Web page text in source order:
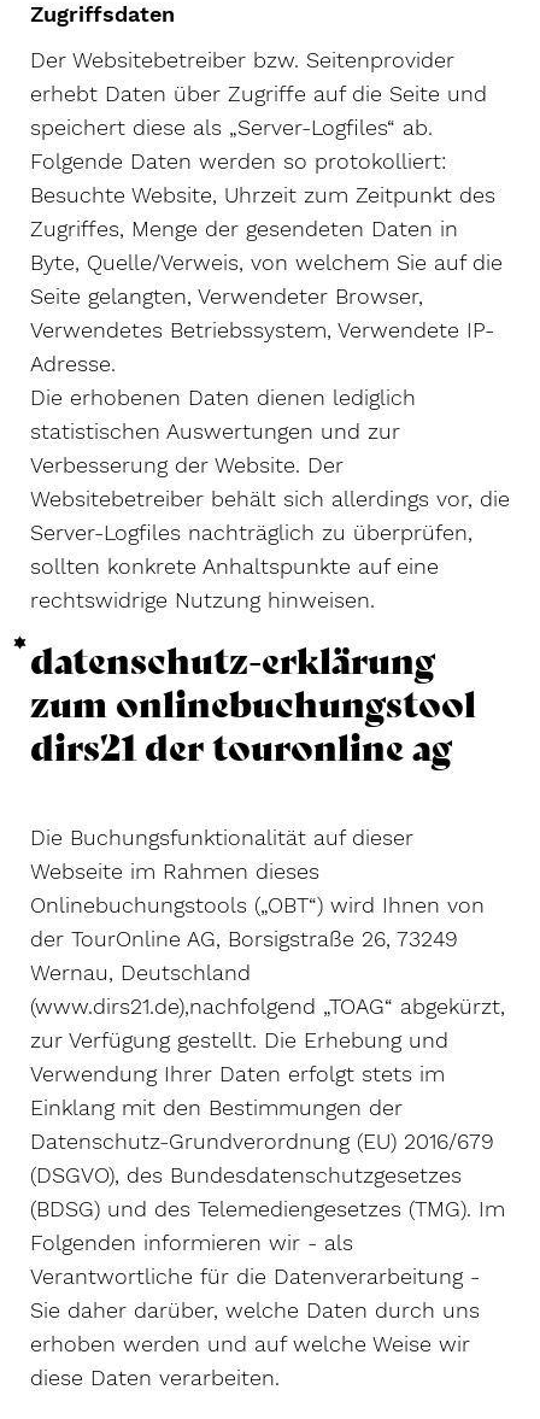
Zugriffsdaten
Der Websitebetreiber bzw. Seitenprovider
erhebt Daten über Zugriffe auf die Seite und
speichert diese als „Server-Logfiles“ ab.
Folgende Daten werden so protokolliert:
Besuchte Website, Uhrzeit zum Zeitpunkt des
Zugriffes, Menge der gesendeten Daten in
Byte, Quelle/Verweis, von welchem Sie auf die
Seite gelangten, Verwendeter Browser,
Verwendetes Betriebssystem, Verwendete IP-
Adresse.
Die erhobenen Daten dienen lediglich
statistischen Auswertungen und zur
Verbesserung der Website. Der
Websitebetreiber behält sich allerdings vor, die
Server-Logfiles nachträglich zu überprüfen,
sollten konkrete Anhaltspunkte auf eine
rechtswidrige Nutzung hinweisen.
datenschutz-erklärung
zum onlinebuchungstool
dirs21 der touronline ag
Die Buchungsfunktionalität auf dieser
Webseite im Rahmen dieses
Onlinebuchungstools („OBT“) wird Ihnen von
der TourOnline AG, Borsigstraße 26, 73249
Wernau, Deutschland
(www.dirs21.de),nachfolgend „TOAG“ abgekürzt,
zur Verfügung gestellt. Die Erhebung und
Verwendung Ihrer Daten erfolgt stets im
Einklang mit den Bestimmungen der
Datenschutz-Grundverordnung (EU) 2016/679
(DSGVO), des Bundesdatenschutzgesetzes
(BDSG) und des Telemediengesetzes (TMG). Im
Folgenden informieren wir - als
Verantwortliche für die Datenverarbeitung -
Sie daher darüber, welche Daten durch uns
erhoben werden und auf welche Weise wir
diese Daten verarbeiten.